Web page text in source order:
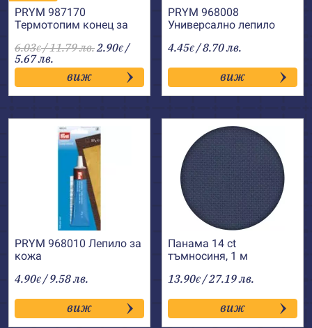
PRYM 987170
Термотопим конец за
6.03€/ 11.79 лв.2.90€ /
5.67 лв.
виж
PRYM 968008
Универсално лепило
4.45€ / 8.70 лв.
виж
PRYM 968010 Лепило за
кожа
4.90€ / 9.58 лв.
виж
Панама 14 ct
тъмносиня, 1 м
13.90€ / 27.19 лв.
виж